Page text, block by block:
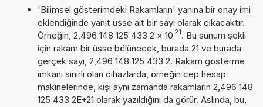
'Bilimsel gösterimdeki Rakamların' yanına bir onay imi
eklendiğinde yanıt üsse ait bir sayı olarak çıkacaktır.
Örneğin, 2,496 148 125 433 2 × 10 21. Bu sunum şekli
için rakam bir üsse bölünecek, burada 21 ve burada
gerçek sayı, 2,496 148 125 433 2. Rakam gösterme
imkanı sınırlı olan cihazlarda, örneğin cep hesap
makinelerinde, kişi aynı zamanda rakamların 2,496 148
125 433 2E+21 olarak yazıldığını da görür. Aslında, bu,